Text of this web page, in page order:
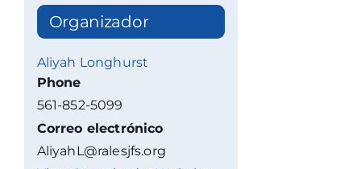
Organizador
Aliyah Longhurst
Phone
561-852-5099
Correo electrónico
AliyahL@ralesjfs.org